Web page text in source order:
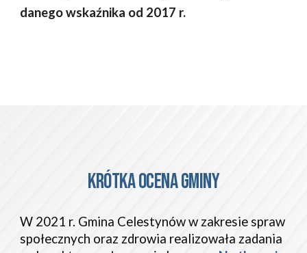
danego wskaźnika od 2017 r.
KRÓTKA OCENA GMINY
W 2021 r. Gmina Celestynów w zakresie spraw
społecznych oraz zdrowia realizowała zadania